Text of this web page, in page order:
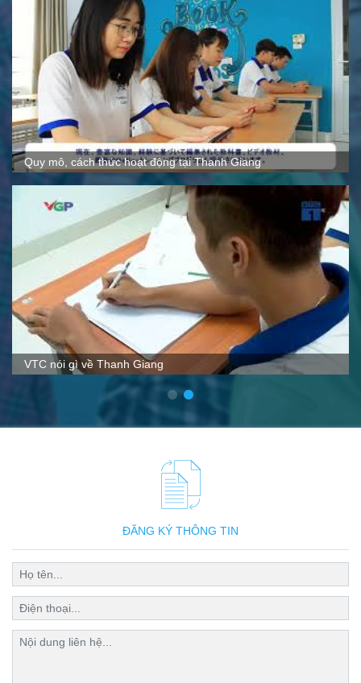
Hoạt động ngoại khóa tại Thanh Giang
Hoạt động ngoại khóa tại Thanh Giang
ĐĂNG KÝ THÔNG TIN